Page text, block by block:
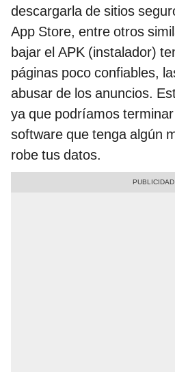
descargarla de sitios
App Store, entre otros
bajar el APK (instalador)
páginas poco confiables,
abusar de los anuncios.
ya que podríamos
software que tenga algún
robe tus datos.